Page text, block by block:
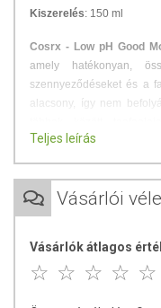
Kiszerelés: 150 ml
Cosrx - Low pH Good
amely hatékonyan,
szennyeződéseket és a
alacsony, így nem
akneellenes és
valamint
faggyúkiválasztást. A
különösen a problémás,
teafaolaj -
hatású,
Teljes leírás
Vásárlói
Vásárlók átlagos